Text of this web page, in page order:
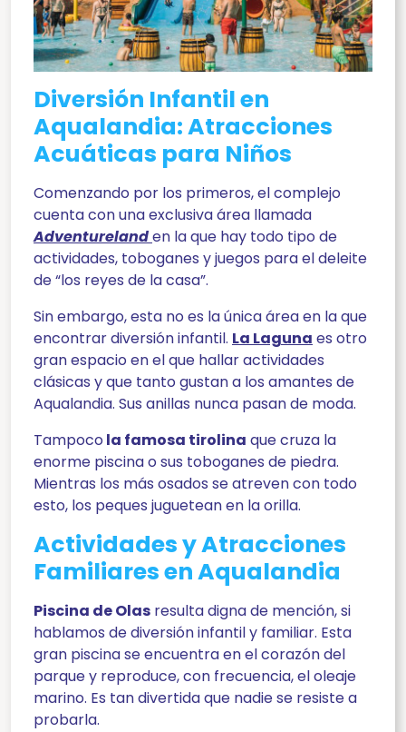
Diversión Infantil en
Aqualandia: Atracciones
Acuáticas para Niños
Comenzando por los primeros, el complejo
cuenta con una exclusiva área llamada
Adventurelanden la que hay todo tipo de
actividades, toboganes y juegos para el deleite
de “los reyes de la casa”.
Sin embargo, esta no es la única área en la que
encontrar diversión infantil. La Laguna es otro
gran espacio en el que hallar actividades
clásicas y que tanto gustan a los amantes de
Aqualandia. Sus anillas nunca pasan de moda.
Tampoco la famosa tirolina que cruza la
enorme piscina o sus toboganes de piedra.
Mientras los más osados se atreven con todo
esto, los peques juguetean en la orilla.
Actividades y Atracciones
Familiares en Aqualandia
Piscina de Olas resulta digna de mención, si
hablamos de diversión infantil y familiar. Esta
gran piscina se encuentra en el corazón del
parque y reproduce, con frecuencia, el oleaje
marino. Es tan divertida que nadie se resiste a
probarla.